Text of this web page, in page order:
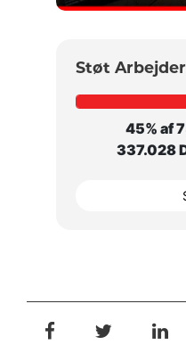
Støt
45% af
337.028